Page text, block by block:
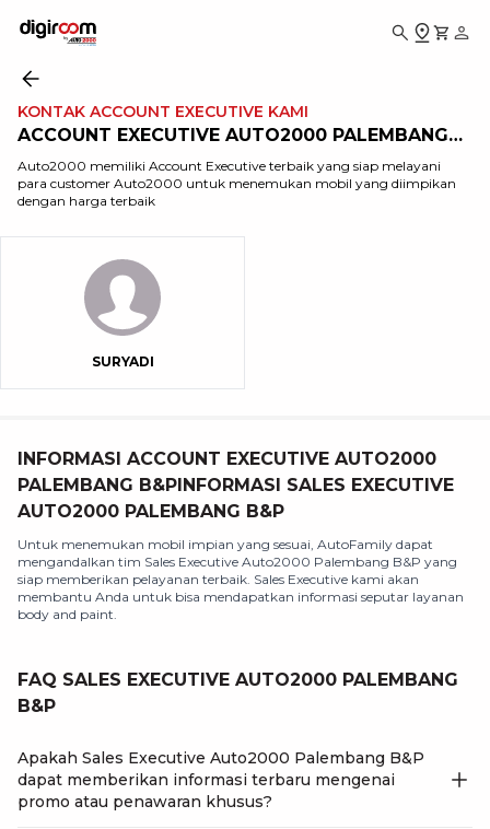
KONTAK ACCOUNT EXECUTIVE KAMI
ACCOUNT EXECUTIVE AUTO2000 PALEMBANG
B&P
Auto2000 memiliki Account Executive terbaik yang siap melayani
para customer Auto2000 untuk menemukan mobil yang diimpikan
dengan harga terbaik
SURYADI
INFORMASI ACCOUNT EXECUTIVE AUTO2000
PALEMBANG B&PINFORMASI SALES EXECUTIVE
AUTO2000 PALEMBANG B&P
Untuk menemukan mobil impian yang sesuai, AutoFamily dapat
mengandalkan tim Sales Executive Auto2000 Palembang B&P yang
siap memberikan pelayanan terbaik. Sales Executive kami akan
membantu Anda untuk bisa mendapatkan informasi seputar layanan
body and paint.
FAQ SALES EXECUTIVE AUTO2000 PALEMBANG
B&P
Apakah Sales Executive Auto2000 Palembang B&P
dapat memberikan informasi terbaru mengenai
promo atau penawaran khusus?